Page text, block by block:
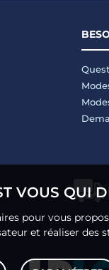
VOUS QUI
pour vous
et réaliser des